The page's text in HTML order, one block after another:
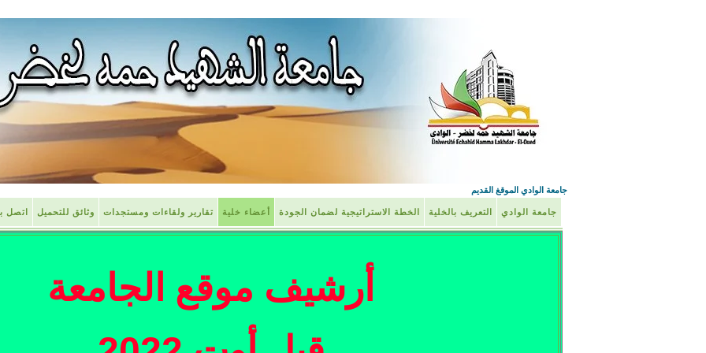
جامعة الوادي الموقغ القديم
جامعة الوادي التعريف بالخلية الخطة الاستراتيجية لضمان الجودة أعضاء خلية تقارير ولقاءات ومستجدات وثائق للتحميل اتصل
أرشيف موقع الجامعة